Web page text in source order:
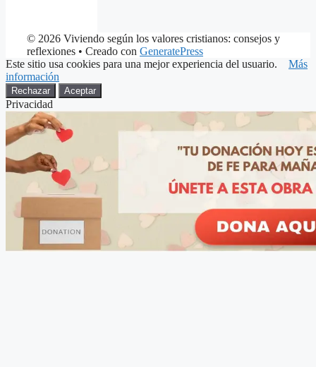
© 2026 Viviendo según los valores cristianos: consejos y
reflexiones • Creado con GeneratePress
Este sitio usa cookies para una mejor experiencia del usuario. Más
información
Rechazar Aceptar
Privacidad